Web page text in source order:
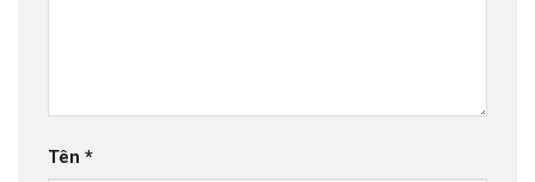
Tên *